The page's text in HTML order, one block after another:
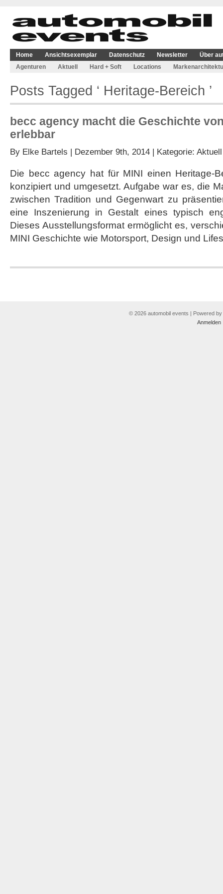
Home Ansichtsexemplar Datenschutz Newsletter
Über
Agenturen
Aktuell Hard + Soft Locations
Posts Tagged ‘ Heritage-Bereich ’
becc agency macht die Geschichte
erlebbar
By Elke Bartels | Dezember 9th, 2014 | Kategorie: Aktuell
Die becc agency hat für MINI einen Heritage-
konzipiert und umgesetzt. Aufgabe war es, die
zwischen Tradition und Gegenwart zu
eine Inszenierung in Gestalt eines typisch
Dieses Ausstellungsformat ermöglicht es,
MINI Geschichte wie Motorsport, Design und
© 2026 automobil events | Powered by
Anmelden|